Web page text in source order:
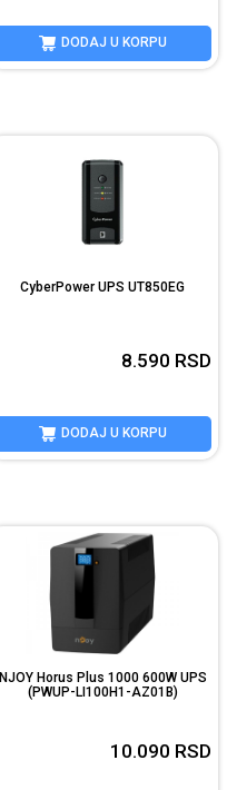
DODAJ U KORPU
CyberPower UPS UT850EG
8.590 RSD
DODAJ U KORPU
NJOY Horus Plus 1000 600W UPS
(PWUP-LI100H1-AZ01B)
10.090 RSD